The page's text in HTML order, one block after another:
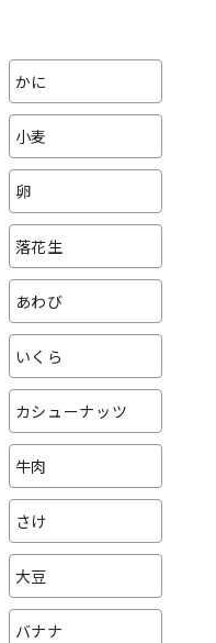
かに
小麦
卵
落花生
あわび
いくら
カシューナッツ
牛肉
さけ
大豆
バナナ